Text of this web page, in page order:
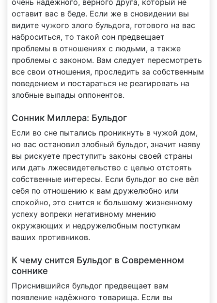
оставит вас в беде. Если же в сновидении вы
видите чужого злого бульдога, готового на вас
наброситься, то такой сон предвещает
проблемы в отношениях с людьми, а также
проблемы с законом. Вам следует пересмотреть
все свои отношения, проследить за собственным
поведением и постараться не реагировать на
злобные выпады оппонентов.
Сонник Миллера: Бульдог
Если во сне пытались проникнуть в чужой дом,
но вас остановил злобный бульдог, значит наяву
вы рискуете преступить законы своей страны
или дать лжесвидетельство с целью отстоять
собственные интересы. Если бульдог во сне вёл
себя по отношению к вам дружелюбно или
спокойно, это снится к большому жизненному
успеху вопреки негативному мнению
окружающих и недружелюбным поступкам
ваших противников.
К чему снится Бульдог в Современном
соннике
Приснившийся бульдог предвещает вам
появление надёжного товарища. Если вы